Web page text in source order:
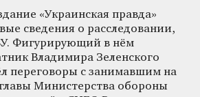
«Украинская правда»
сведения о расследовании,
Фигурирующий в нём
Владимира Зеленского
переговоры с занимавшим на
Министерства обороны